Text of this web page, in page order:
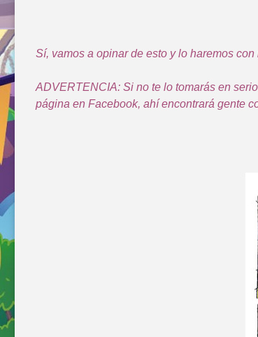
Sí, vamos a opinar de esto y lo haremos
ADVERTENCIA: Si no te lo tomarás en
página en Facebook, ahí encontrará gente